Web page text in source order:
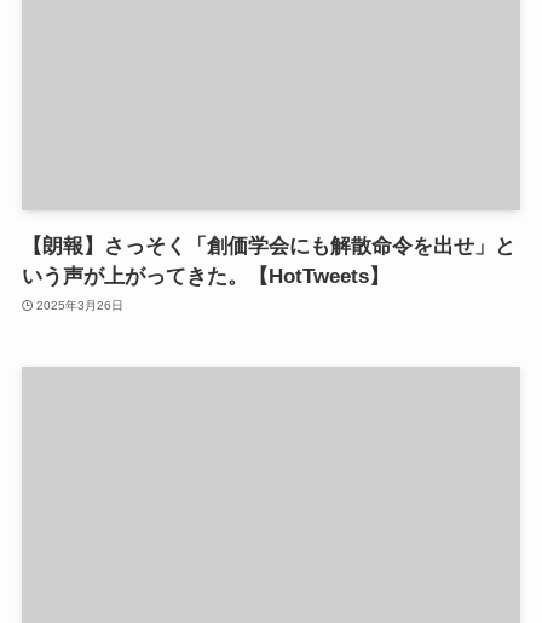
【朗報】さっそく「創価学会にも解散命令を出せ」と
いう声が上がってきた。【HotTweets】
2025年3月26日